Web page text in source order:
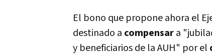
El bono que propone ahora el
destinado a compensara
y beneficiarios de la AUH" por el